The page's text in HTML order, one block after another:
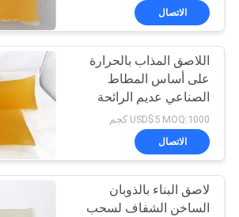
عرض
أسعار
خريطة
الموقع
سياسة
الخصوصية
الاتصال
اللاصق المذاب بالحرارة
على أساس المطاط
الصناعي عديم الرائحة
لتصفيح بطانة الأحذية
USD$5 MOQ:1000 كجم
الاتصال
لاصق البناء بالذوبان
الساخن الشفاف لسحب